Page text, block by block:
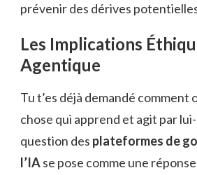
prévenir des dérives
Les Implications
Agentique
Tu t’es déjà demandé comment
chose qui apprend et agit par
question des plateformes de
l’IAse pose comme une